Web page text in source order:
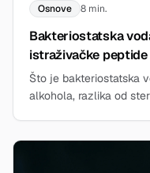
Osnove 8 min.
Bakteriostatska
istraživačke peptide
Što je bakteriostatska
alkohola, razlika od